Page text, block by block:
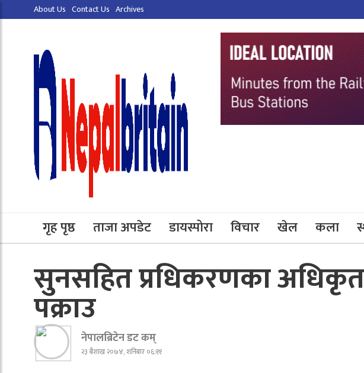
About Us Contact Us Archives
गृह पृष्ठ ताजा अपडेट डायस्पोरा विचार खेल कला
सुनसहित प्रधिकरणका
पक्राउ
नेपालब्रिटेन डट कम्
२३ बैशाख २०७४, शनिबार ०६:११